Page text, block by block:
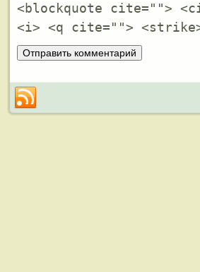
<blockquote cite="">
<i> <q cite="">